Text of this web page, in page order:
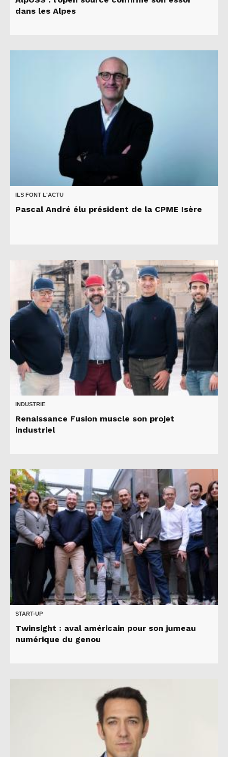
dans les Alpes
ILS FONT L'ACTU
Pascal André élu président de la CPME Isère
INDUSTRIE
Renaissance Fusion muscle son projet
industriel
START-UP
Twinsight : aval américain pour son jumeau
numérique du genou